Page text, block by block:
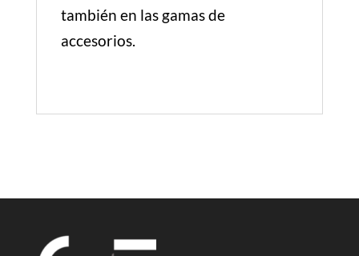
también en las gamas de
accesorios.